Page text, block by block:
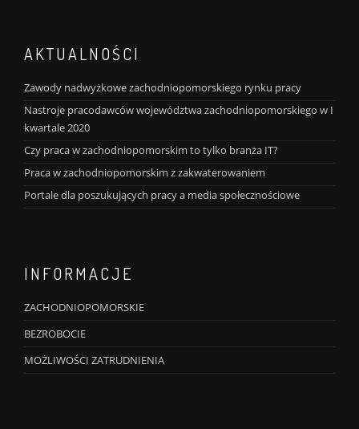
AKTUALNOŚCI
Zawody nadwyżkowe zachodniopomorskiego rynku pracy
Nastroje pracodawców województwa zachodniopomorskiego w I
kwartale 2020
Czy praca w zachodniopomorskim to tylko branża IT?
Praca w zachodniopomorskim z zakwaterowaniem
Portale dla poszukujących pracy a media społecznościowe
INFORMACJE
ZACHODNIOPOMORSKIE
BEZROBOCIE
MOŻLIWOŚCI ZATRUDNIENIA